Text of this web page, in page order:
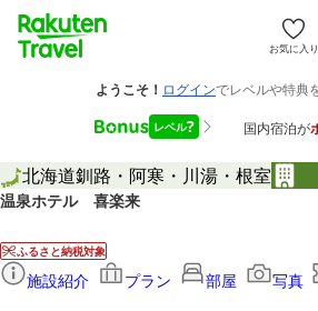
お気に入り
北海道釧路・阿寒・川湯・根室
温泉ホテル 喜楽来
ふるさと納税対象
施設紹介 プラン 部屋 写真